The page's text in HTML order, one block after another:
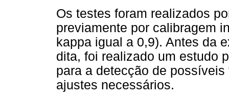
Os testes foram realizados
previamente por calibragem
kappa igual a 0,9). Antes da
dita, foi realizado um estudo
para a detecção de
ajustes necessários.